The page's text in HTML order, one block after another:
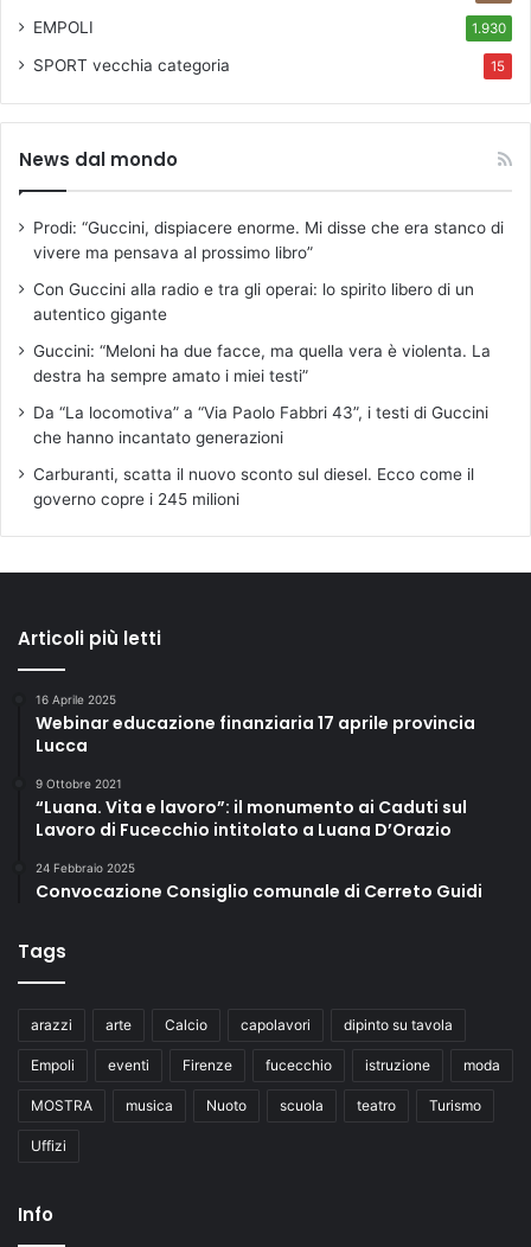
EMPOLI 1.930
SPORT vecchia categoria 15
News dal mondo
Prodi: “Guccini, dispiacere enorme. Mi disse che era stanco di
vivere ma pensava al prossimo libro”
Con Guccini alla radio e tra gli operai: lo spirito libero di un
autentico gigante
Guccini: “Meloni ha due facce, ma quella vera è violenta. La
destra ha sempre amato i miei testi”
Da “La locomotiva” a “Via Paolo Fabbri 43”, i testi di Guccini
che hanno incantato generazioni
Carburanti, scatta il nuovo sconto sul diesel. Ecco come il
governo copre i 245 milioni
Articoli più letti
16 Aprile 2025
Webinar educazione finanziaria 17 aprile provincia
Lucca
9 Ottobre 2021
“Luana. Vita e lavoro”: il monumento ai Caduti sul
Lavoro di Fucecchio intitolato a Luana D’Orazio
24 Febbraio 2025
Convocazione Consiglio comunale di Cerreto Guidi
Tags
arazzi arte Calcio capolavori dipinto su tavola
Empoli eventi Firenze fucecchio istruzione moda
MOSTRA musica Nuoto scuola teatro Turismo
Uffizi
Info